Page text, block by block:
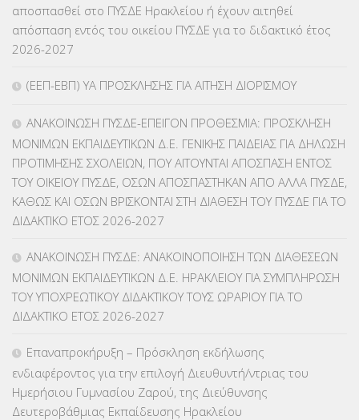
ΕΥΡΩΠΑΪΚΑ ΠΡΟΓΡΑΜΜΑΤΑ(230)
ΚΕΣΥ(60)
ΚΕΣΥΠ(109)
ΚΠγ – ΚΡΑΤΙΚΟ ΠΙΣΤΟΠΟΙΗΤΙΚΟ ΓΛΩΣΣΟΜΑΘΕΙΑΣ(135)
ΚΠπ- ΚΡΑΤΙΚΟ ΠΙΣΤΟΠΟΙΗΤΙΚΟ ΠΛΗΡΟΦΟΡΙΚΗΣ(12)
ΛΟΙΠΑ(309)
ΜΕΤΑΘΕΣΕΙΣ-ΤΟΠΟΘΕΤΗΣΕΙΣ ΒΕΛΤΙΩΣΕΙΣ (319)
ΜΕΤΑΤΑΞΕΙΣ(87)
ΜΕΤΑΦΟΡΑ ΜΑΘΗΤΩΝ(3)
ΝΟΜΟΘΕΣΙΑ(66)
αποσπασθεί στο ΠΥΣΔΕ Ηρακλείου ή έχουν αιτηθεί
απόσπαση εντός του οικείου ΠΥΣΔΕ για το διδακτικό έτος
2026-2027
(ΕΕΠ-ΕΒΠ) ΥΑ ΠΡΟΣΚΛΗΣΗΣ ΓΙΑ ΑΙΤΗΣΗ ΔΙΟΡΙΣΜΟΥ
ΑΝΑΚΟΙΝΩΣΗ ΠΥΣΔΕ-ΕΠΕΙΓΟΝ ΠΡΟΘΕΣΜΙΑ: ΠΡΟΣΚΛΗΣΗ
ΜΟΝΙΜΩΝ ΕΚΠΑΙΔΕΥΤΙΚΩΝ Δ.Ε. ΓΕΝΙΚΗΣ ΠΑΙΔΕΙΑΣ ΓΙΑ ΔΗΛΩΣΗ
ΠΡΟΤΙΜΗΣΗΣ ΣΧΟΛΕΙΩΝ, ΠΟΥ ΑΙΤΟΥΝΤΑΙ ΑΠΟΣΠΑΣΗ ΕΝΤΟΣ
ΤΟΥ ΟΙΚΕΙΟΥ ΠΥΣΔΕ, ΟΣΩΝ ΑΠΟΣΠΑΣΤΗΚΑΝ ΑΠΟ ΑΛΛΑ ΠΥΣΔΕ,
ΚΑΘΩΣ ΚΑΙ ΟΣΩΝ ΒΡΙΣΚΟΝΤΑΙ ΣΤΗ ΔΙΑΘΕΣΗ ΤΟΥ ΠΥΣΔΕ ΓΙΑ ΤΟ
ΔΙΔΑΚΤΙΚΟ ΕΤΟΣ 2026-2027
ΑΝΑΚΟΙΝΩΣΗ ΠΥΣΔΕ: ΑΝΑΚΟΙΝΟΠΟΙΗΣΗ ΤΩΝ ΔΙΑΘΕΣΕΩΝ
ΜΟΝΙΜΩΝ ΕΚΠΑΙΔΕΥΤΙΚΩΝ Δ.Ε. ΗΡΑΚΛΕΙΟΥ ΓΙΑ ΣΥΜΠΛΗΡΩΣΗ
ΤΟΥ ΥΠΟΧΡΕΩΤΙΚΟΥ ΔΙΔΑΚΤΙΚΟΥ ΤΟΥΣ ΩΡΑΡΙΟΥ ΓΙΑ ΤΟ
ΔΙΔΑΚΤΙΚΟ ΕΤΟΣ 2026-2027
Επαναπροκήρυξη – Πρόσκληση εκδήλωσης
ενδιαφέροντος για την επιλογή Διευθυντή/ντριας του
Ημερήσιου Γυμνασίου Ζαρού, της Διεύθυνσης
Δευτεροβάθμιας Εκπαίδευσης Ηρακλείου